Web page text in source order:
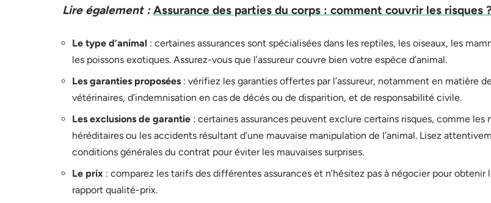
Lire également : Assurance des parties du corps : comment couvrir les risques ?
Le type d’animal : certaines assurances sont spécialisées dans les reptiles, les oiseaux, les
les poissons exotiques. Assurez-vous que l’assureur couvre bien votre espèce d’animal.
Les garanties proposées : vérifiez les garanties offertes par l’assureur, notamment en matière
vétérinaires, d’indemnisation en cas de décès ou de disparition, et de responsabilité civile.
Les exclusions de garantie : certaines assurances peuvent exclure certains risques, comme les
héréditaires ou les accidents résultant d’une mauvaise manipulation de l’animal. Lisez
conditions générales du contrat pour éviter les mauvaises surprises.
Le prix : comparez les tarifs des différentes assurances et n’hésitez pas à négocier pour obtenir
rapport qualité-prix.